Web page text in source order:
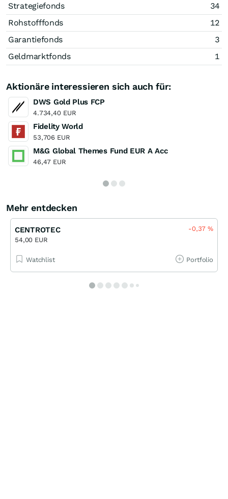
Strategiefonds
34
Rohstofffonds
12
Garantiefonds
3
Geldmarktfonds
1
Aktionäre interessieren sich auch für:
DWS Gold Plus FCP
4.734,40 EUR
Fidelity World
53,706 EUR
M&G Global Themes Fund EUR A Acc
46,47 EUR
Mehr entdecken
CENTROTEC
54,00 EUR
-0,37%
Watchlist Portfolio